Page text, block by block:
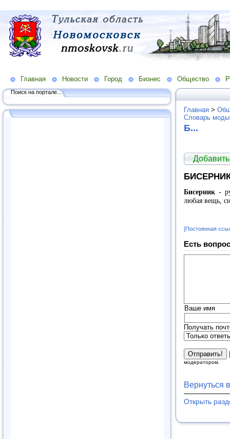
Главная Новости Город Бизнес Общество
Поиск на портале...
Главная >
Словарь
Б...
Бисерник-
любая вещь,
[Постоянная
Есть
Ваше имя
Получать
модератором.
Вернуться
Открыть